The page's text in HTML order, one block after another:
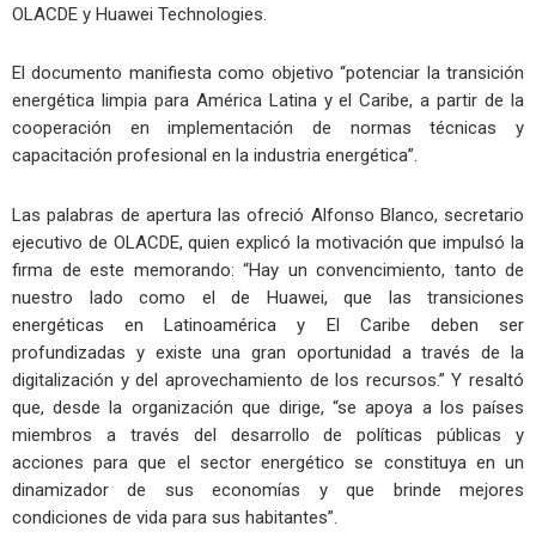
OLACDE y Huawei Technologies.
El documento manifiesta como objetivo “potenciar la transición
energética limpia para América Latina y el Caribe, a partir de la
cooperación en implementación de normas técnicas y
capacitación profesional en la industria energética”.
Las palabras de apertura las ofreció Alfonso Blanco, secretario
ejecutivo de OLACDE, quien explicó la motivación que impulsó la
firma de este memorando: “Hay un convencimiento, tanto de
nuestro lado como el de Huawei, que las transiciones
energéticas en Latinoamérica y El Caribe deben ser
profundizadas y existe una gran oportunidad a través de la
digitalización y del aprovechamiento de los recursos.” Y resaltó
que, desde la organización que dirige, “se apoya a los países
miembros a través del desarrollo de políticas públicas y
acciones para que el sector energético se constituya en un
dinamizador de sus economías y que brinde mejores
condiciones de vida para sus habitantes”.